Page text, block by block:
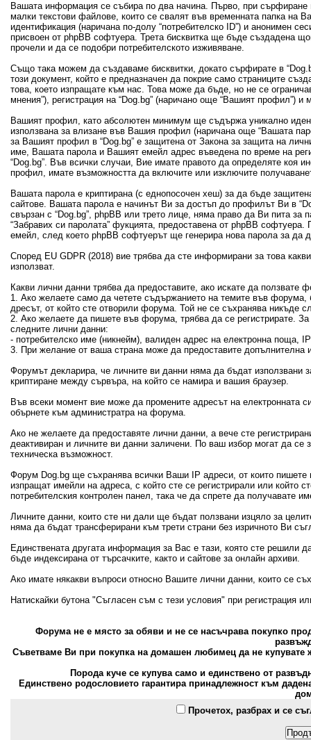
Вашата информация се събира по два начина. Първо, при сърфиране
малки текстови файлове, които се свалят във временната папка на
идентификация (наричана по-долу “потребителско ID”) и анонимен
присвоен от phpBB софтуера. Трета бисквитка ще бъде създадена
прочели и да се подобри потребителското изживяване.
Също така можем да създаваме бисквитки, докато сърфирате в
този документ, който е предназначен да покрие само страниците
това, което изпращате към нас. Това може да бъде, но не се
мнения”), регистрация на “Dog.bg” (наричано още “Вашият профил”)
Вашият профил, като абсолютен минимум ще съдържа уникално
използвана за влизане във Вашия профил (наричана още “Вашата
за Вашият профил в “Dog.bg” е защитена от Закона за защита на
име, Вашата парола и Вашият емейл адрес въведена по време на
“Dog.bg”. Във всички случаи, Вие имате правото да определяте
профил, имате възможността да включите или изключите
Вашата парола е криптирана (с еднопосочен хеш) за да бъде
сайтове. Вашата парола е начинът Ви за достъп до профилът Ви в
свързан с “Dog.bg”, phpBB или трето лице, няма право да Ви пита
“Забравих си паролата” фукцията, предоставена от phpBB
емейл, след което phpBB софтуерът ще генерира нова парола за да
Според EU GDPR (2018) вие трябва да сте информирани за това
използват.
Какви лични данни трябва да предоставите, ако искате да ползвате
1. Ако желаете само да четете съдържанието на темите във
дресът, от който сте отворили форума. Той не се съхранява никъде
2. Ако желаете да пишете във форума, трябва да се регистрирате.
следните лични данни:
- потребителско име (никнейм), валиден адрес на електронна
3. При желание от ваша страна може да предоставите
Форумът декларира, че личните ви данни няма да бъдат използвани
криптиране между сървъра, на който се намира и вашия браузер.
Във всеки момент вие може да промените адресът на електронната
обърнете към администратра на форума.
Ако не желаете да предоставяте лични данни, а вече сте
деактивиран и личните ви данни заличени. По ваш избор могат да
техническа възможност.
Форум Dog.bg ще съхранява всички Ваши IP адреси, от които
изпращат имейли на адреса, с който сте се регистрирали или който
потребителския контролен панел, така че да спрете да получавате
Личните данни, които сте ни дали ще бъдат ползвани изцяло за
няма да бъдат трансферирани към трети страни без изричното Ви
Единствената другата информация за Вас е тази, която сте решили
бъде индексирана от търсачките, както и сайтове за онлайн архиви.
Ако имате някакви въпроси относно Вашите лични данни, които се
Натискайки бутона "Съгласен съм с тези условия" при
Форума не е място за обяви и не се насъчрава покупко
Съветваме Ви при покупка на домашен любимец да не купувате
Порода куче се купува само и единствено от
Единствено родословието гарантира принадлежност към
Прочетох, разбрах и се